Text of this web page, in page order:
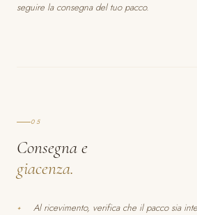
seguire la consegna del tuo pacco.
05
Consegna e
giacenza.
Al ricevimento, verifica che il pacco sia